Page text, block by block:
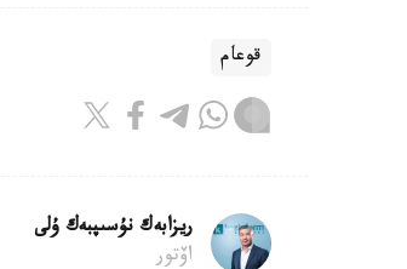
قوعام
ريزابەك نۇسىپبەك ۇلى
اۆتور